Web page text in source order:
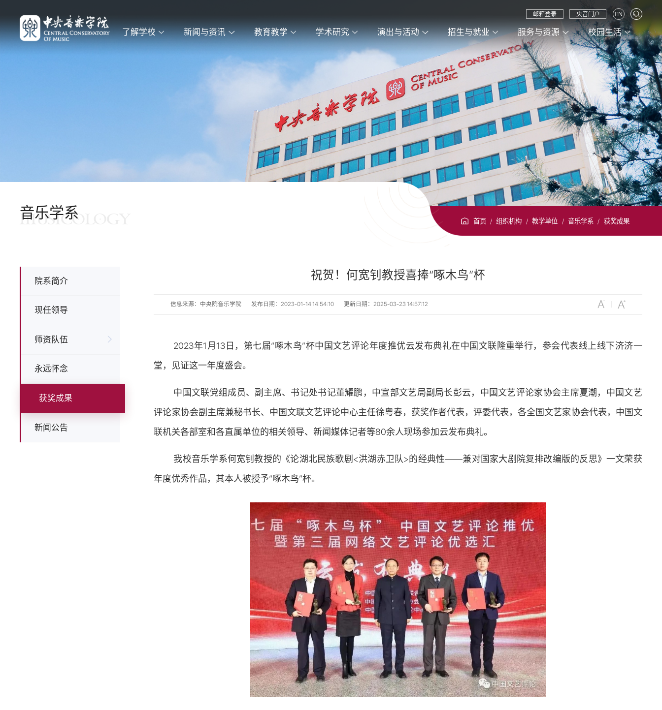
了解学校 新闻与资讯 教育教学 学术研究 演出与活动 招生与就业 服务与资源 校园生活
邮箱登录 央音门户 EN
音乐学系
MUSICOLOGY 首页 / 组织机构 / 教学单位 / 音乐学系 / 获奖成果
院系简介
现任领导
师资队伍
永远怀念
获奖成果
新闻公告
祝贺！何宽钊教授喜捧“啄木鸟”杯
信息来源：中央院音乐学院 发布日期：2023-01-14 14:54:10 更新日期：2025-03-23 14:57:12
2023年1月13日，第七届“啄木鸟”杯中国文艺评论年度推优云发布典礼在中国文联隆重举行，参会代表线上线下济济一
堂，见证这一年度盛会。
中国文联党组成员、副主席、书记处书记董耀鹏，中宣部文艺局副局长彭云，中国文艺评论家协会主席夏潮，中国文艺
评论家协会副主席兼秘书长、中国文联文艺评论中心主任徐粤春，获奖作者代表，评委代表，各全国文艺家协会代表，中国文
联机关各部室和各直属单位的相关领导、新闻媒体记者等80余人现场参加云发布典礼。
我校音乐学系何宽钊教授的《论湖北民族歌剧<洪湖赤卫队>的经典性——兼对国家大剧院复排改编版的反思》一文荣获
年度优秀作品，其本人被授予“啄木鸟”杯。